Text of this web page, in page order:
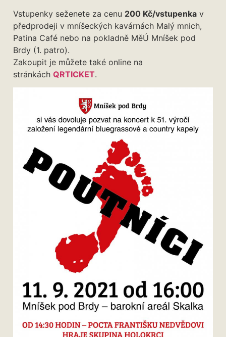
Vstupenky seženete za cenu 200 Kč/vstupenka v
předprodeji v mníšeckých kavárnách Malý mnich,
Patina Café nebo na pokladně MěÚ Mníšek pod
Brdy (1. patro).
Zakoupit je můžete také online na
stránkách QRTICKET.